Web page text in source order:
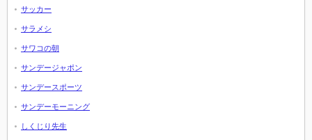
サッカー
サラメシ
サワコの朝
サンデージャポン
サンデースポーツ
サンデーモーニング
しくじり先生